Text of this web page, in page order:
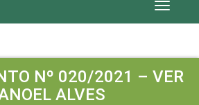
Toggle
Nº 020/2021 – VER
ALVES